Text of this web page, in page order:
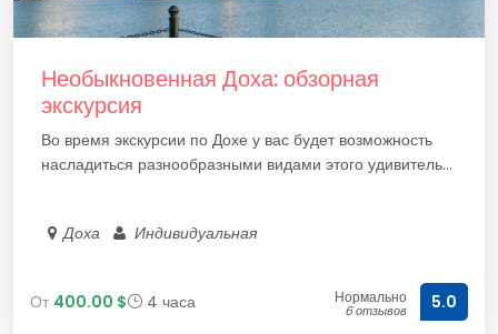
Необыкновенная Доха: обзорная
экскурсия
Во время экскурсии по Дохе у вас будет возможность
насладиться разнообразными видами этого удивитель...
Доха Индивидуальная
От 400.00 $ 4 часа Нормально
6 отзывов 5.0